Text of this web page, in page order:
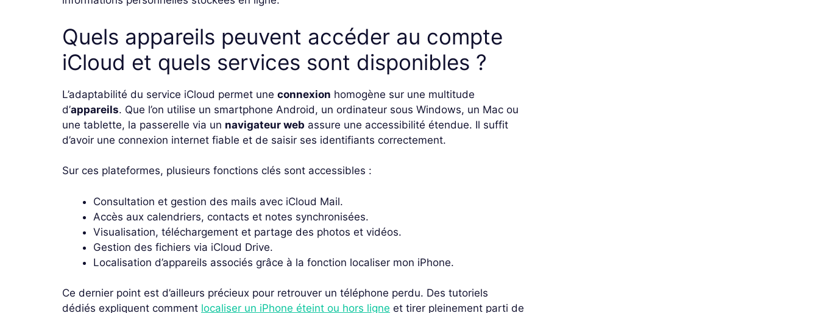
Quels appareils peuvent accéder au compte
iCloud et quels services sont disponibles ?
L’adaptabilité du service iCloud permet une connexion homogène sur une multitude
d’appareils. Que l’on utilise un smartphone Android, un ordinateur sous Windows, un Mac ou
une tablette, la passerelle via un navigateur web assure une accessibilité étendue. Il suffit
d’avoir une connexion internet fiable et de saisir ses identifiants correctement.
Sur ces plateformes, plusieurs fonctions clés sont accessibles :
Consultation et gestion des mails avec iCloud Mail.
Accès aux calendriers, contacts et notes synchronisées.
Visualisation, téléchargement et partage des photos et vidéos.
Gestion des fichiers via iCloud Drive.
Localisation d’appareils associés grâce à la fonction localiser mon iPhone.
Ce dernier point est d’ailleurs précieux pour retrouver un téléphone perdu. Des tutoriels
dédiés expliquent comment localiser un iPhone éteint ou hors ligne et tirer pleinement parti de